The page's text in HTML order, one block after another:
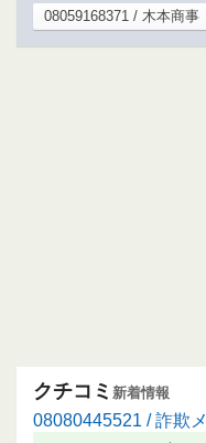
08059168371 / 木本商事
クチコミ 新着情報
08080445521 / 詐欺